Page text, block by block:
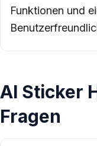
Funktionen und
AI Sticker
Fragen